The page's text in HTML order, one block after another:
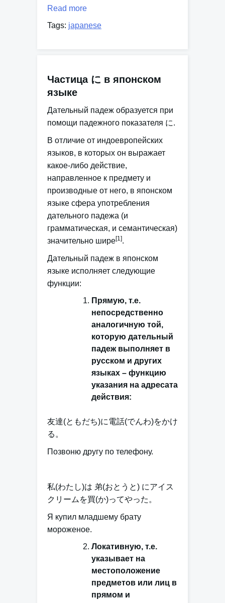
Read more
Tags: japanese
Частица に в японском
языке
Дательный падеж образуется при
помощи падежного показателя に.
В отличие от индоевропейских
языков, в которых он выражает
какое-либо действие,
направленное к предмету и
производные от него, в японском
языке сфера употребления
дательного падежа (и
грамматическая, и семантическая)
значительно шире[1].
Дательный падеж в японском
языке исполняет следующие
функции:
Прямую, т.е.
непосредственно
аналогичную той,
которую дательный
падеж выполняет в
русском и других
языках – функцию
указания на адресата
действия:
友達(ともだち)に電話(でんわ)をかけ
る。
Позвоню другу по телефону.
私(わたし)は 弟(おとうと) にアイス
クリームを買(か)ってやった。
Я купил младшему брату
мороженое.
Локативную, т.е.
указывает на
местоположение
предметов или лиц в
прямом и